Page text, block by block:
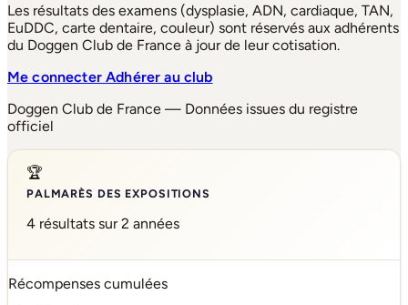
Les résultats des examens (dysplasie, ADN, cardiaque, TAN,
EuDDC, carte dentaire, couleur) sont réservés aux adhérents
du Doggen Club de France à jour de leur cotisation.
Me connecterAdhérer au club
Doggen Club de France — Données issues du registre
officiel
🏆
PALMARÈS DES EXPOSITIONS
4 résultats sur 2 années
Récompenses cumulées